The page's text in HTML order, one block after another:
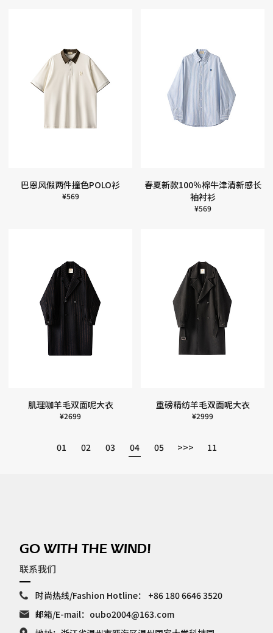
巴恩风假两件撞色POLO衫
¥569
春夏新款100％棉牛津清新感长
袖衬衫
¥569
肌理咖羊毛双面呢大衣
¥2699
重磅精纺羊毛双面呢大衣
¥2999
01 02 03 04 05 >>> 11
GO WITH THE WIND!
联系我们
时尚热线/Fashion Hotline：
+86 180 6646 3520
邮箱/E-mail： oubo2004@163.com